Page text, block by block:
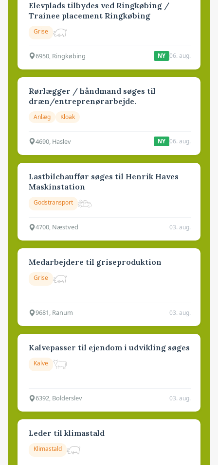
Elevplads tilbydes ved Ringkøbing /
Trainee placement Ringkøbing
Grise
6950, Ringkøbing NY 06. aug.
Rørlægger / håndmand søges til
dræn/entreprenørarbejde.
Anlæg Kloak
4690, Haslev NY 06. aug.
Lastbilchauffør søges til Henrik Haves
Maskinstation
Godstransport
4700, Næstved 03. aug.
Medarbejdere til griseproduktion
Grise
9681, Ranum 03. aug.
Kalvepasser til ejendom i udvikling søges
Kalve
6392, Bolderslev 03. aug.
Leder til klimastald
Klimastald